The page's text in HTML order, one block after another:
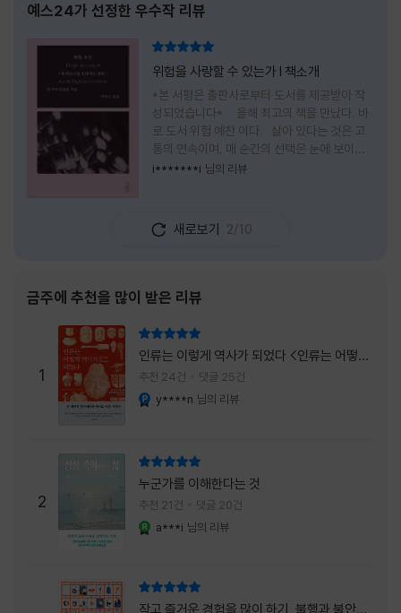
예스24가 선정한 우수작 리뷰
위험을 사랑할 수 있는가 l 책소개
*본 서평은 출판사로부터 도서를 제공받아 작
성되었습니다* 올해 최고의 책을 만났다. 바
로 도서 위험 예찬 이다. 살아 있다는 것은 고
통의 연속이며, 매 순간의 선택은 눈에 보이지
않는 위험을 감수해야 한다는 것을 의미한다.
도전하고 미지의 세계로 발을 내딛기란 결코 쉬
운 일이 아니다. 그러나 이 책을 읽다 보면 그 마
내가 진실로 원했던 방향을 향해 움직이고 있을
지도 모른다. 위험은 두려움의 대상이 아니라,
내가 진짜 원하는 삶으로 향하는 문 앞에 늘 함
께 서 있기 때문이다. 이 책은 프랑스의 철학
자이자 정신분석가인 안 뒤푸르망
i*******i 님의 리뷰
새로보기 2/10
금주에 추천을 많이 받은 리뷰
1
인류는 이렇게 역사가 되었다 <인류는 어떻게
역사가 되었나>
추천 24건 댓글 25건
y****n 님의 리뷰
2
누군가를 이해한다는 것
추천 21건 댓글 20건
a***i 님의 리뷰
작고 즐거운 경험을 많이 하기, 불행과 불안을